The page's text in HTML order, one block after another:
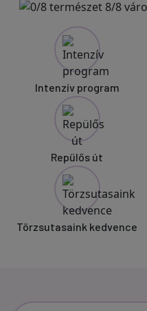
Intenzív program
Repülős út
Törzsutasaink kedvence